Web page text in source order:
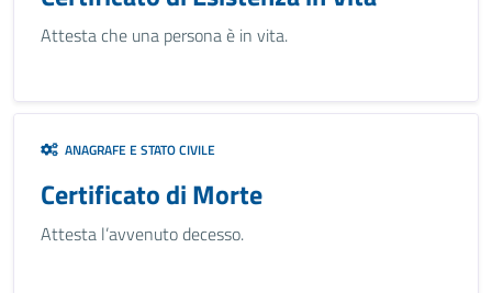
Attesta che una persona è in vita.
ANAGRAFE E STATO CIVILE
Certificato di Morte
Attesta l’avvenuto decesso.